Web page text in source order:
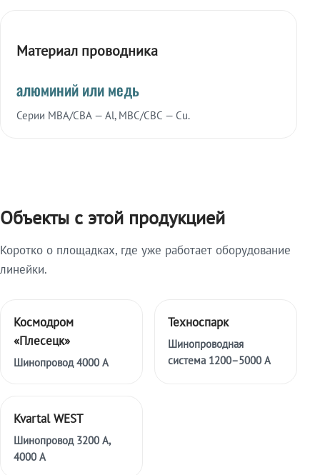
Материал проводника
алюминий или медь
Серии МВА/СВА — Al, МВС/СВС — Cu.
Объекты с этой продукцией
Коротко о площадках, где уже работает оборудование
линейки.
Космодром
«Плесецк»
Шинопровод 4000 А
Техноспарк
Шинопроводная
система 1200–5000 А
Kvartal WEST
Шинопровод 3200 А,
4000 А